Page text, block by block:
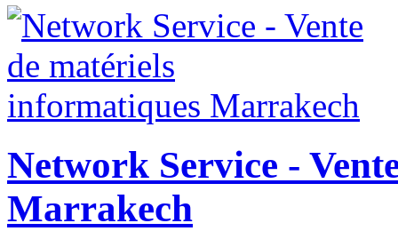
Network Service -
Marrakech